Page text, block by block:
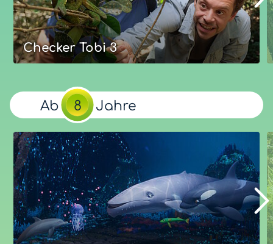
Optimal: ab 6 Jahre
Mehr zum Film
Checker Tobi 3
Herrscherin der Erde
Bei seiner Entdeckungsreise um die Welt erfährt
wie Menschen weltweit versuchen zu bewahren, was
an Kraft und Wert in ihr steckt.
Unsere Bewertung
Eure Bewertung
Optimal: ab 7 Jahre
Mehr zum Film
Ab 8 Jahre